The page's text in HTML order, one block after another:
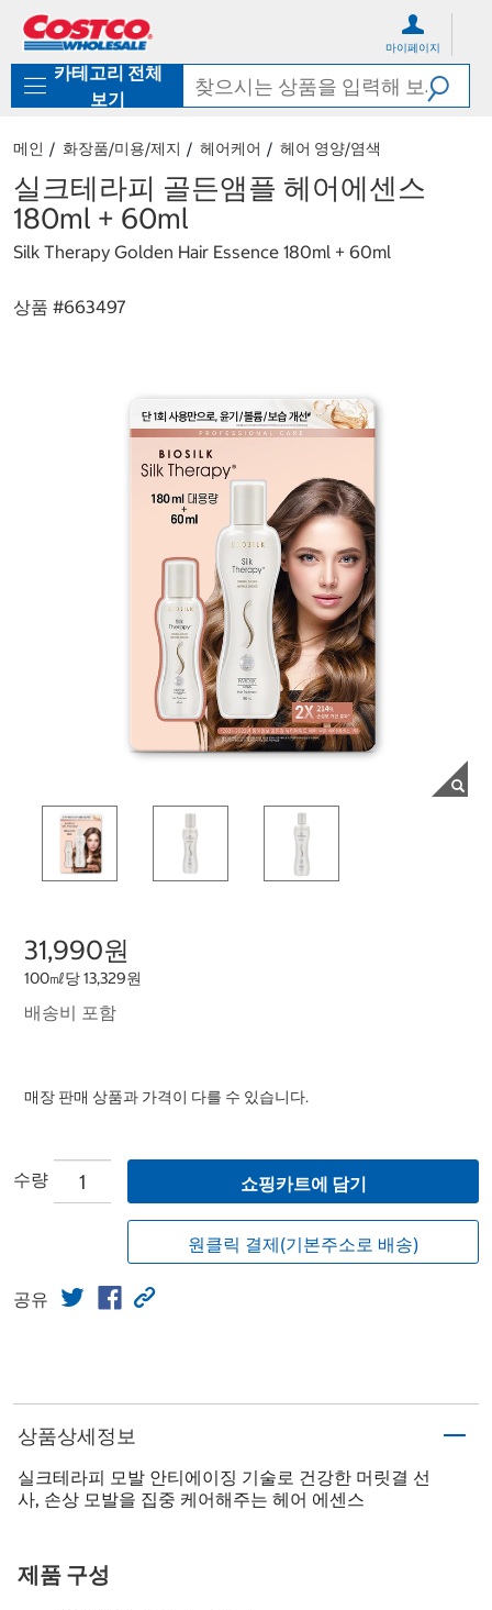
로
기
가
마이페이지
카테고리 전체
보기
메인 화장품/미용/제지 헤어케어 헤어 영양/염색
실크테라피 골든앰플 헤어에센스
180ml + 60ml
Silk Therapy Golden Hair Essence 180ml + 60ml
상품 #663497
31,990원
100㎖당 13,329원
배송비 포함
매장 판매 상품과 가격이 다를 수 있습니다.
수량 쇼핑카트에 담기
원클릭 결제(기본주소로 배송)
공유
상품상세정보
실크테라피 모발 안티에이징 기술로 건강한 머릿결 선
사, 손상 모발을 집중 케어해주는 헤어 에센스
제품 구성